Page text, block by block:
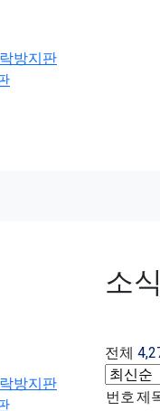
방지판
방지판
소식
전체
번호제